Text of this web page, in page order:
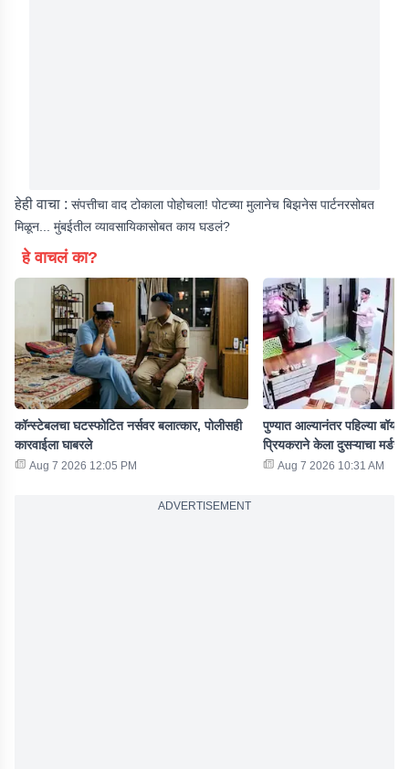
हेही वाचा : संपत्तीचा वाद टोकाला पोहोचला! पोटच्या मुलानेच बिझनेस पार्टनरसोबत
मिळून... मुंबईतील व्यावसायिकासोबत काय घडलं?
हे वाचलं का?
कॉन्स्टेबलचा घटस्फोटित नर्सवर बलात्कार, पोलीसही
कारवाईला घाबरले
Aug 7 2026 12:05 PM
पुण्यात आल्यानंतर पहिल्या
प्रियकराने केला दुसऱ्याचा मर्डर
Aug 7 2026 10:31 AM
ADVERTISEMENT